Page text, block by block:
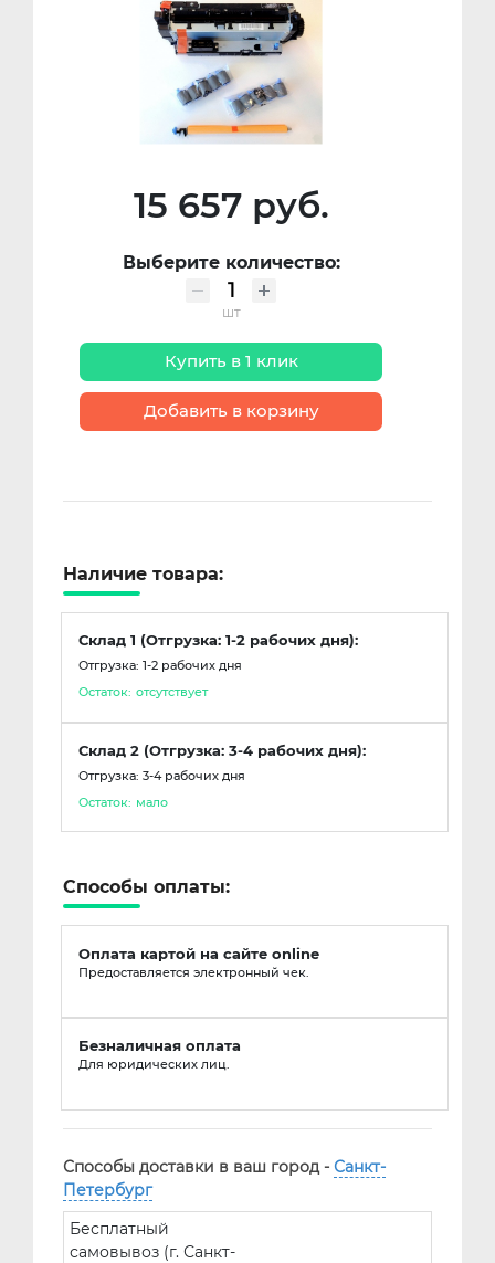
15 657 руб.
Выберите количество:
шт
Купить в 1 клик
Добавить в корзину
Наличие товара:
Склад 1 (Отгрузка: 1-2 рабочих дня):
Отгрузка: 1-2 рабочих дня
Остаток: отсутствует
Склад 2 (Отгрузка: 3-4 рабочих дня):
Отгрузка: 3-4 рабочих дня
Остаток: мало
Способы оплаты:
Оплата картой на сайте online
Предоставляется электронный чек.
Безналичная оплата
Для юридических лиц.
Способы доставки в ваш город - Санкт-
Петербург
Бесплатный
самовывоз (г. Санкт-